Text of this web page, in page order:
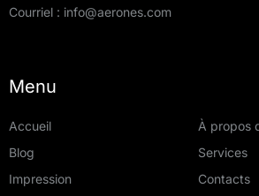
Courriel : info@aerones.com
Menu
Accueil
À propos
Blog
Services
Impression
Contacts